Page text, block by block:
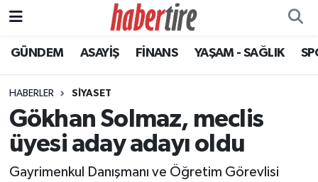
GÜNDEM ASAYİŞ FİNANS YAŞAM - SAĞLIK
HABERLER SİYASET
Gökhan Solmaz, meclis
üyesi aday adayı oldu
Gayrimenkul Danışmanı ve Öğretim Görevlisi
Tire Nöbetçi Eczaneler
Tire Hava Durumu
Tire Trafik Yoğunluk Haritası
Süper Lig Puan Durumu ve Fikstür